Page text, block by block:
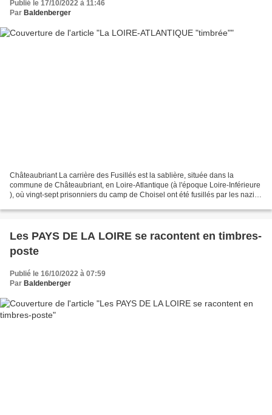
Publié le 17/10/2022 à 11:46
Par Baldenberger
Châteaubriant La carrière des Fusillés est la sablière, située dans la
commune de Châteaubriant, en Loire-Atlantique (à l'époque Loire-Inférieure
), où vingt-sept prisonniers du camp de Choisel ont été fusillés par les nazis
Les PAYS DE LA LOIRE se racontent en timbres-
poste
Publié le 16/10/2022 à 07:59
Par Baldenberger